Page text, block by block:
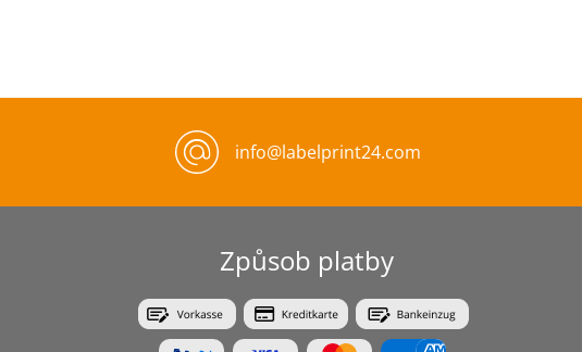
info@labelprint24.com
Způsob platby